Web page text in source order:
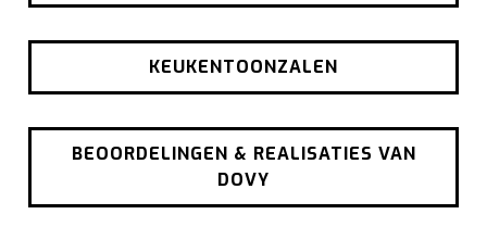
KEUKENTOONZALEN
BEOORDELINGEN & REALISATIES VAN
DOVY